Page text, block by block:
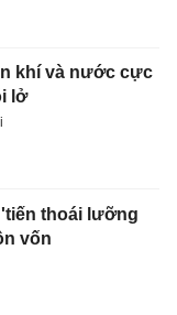
khí và nước cực
lở
thoái lưỡng
vốn